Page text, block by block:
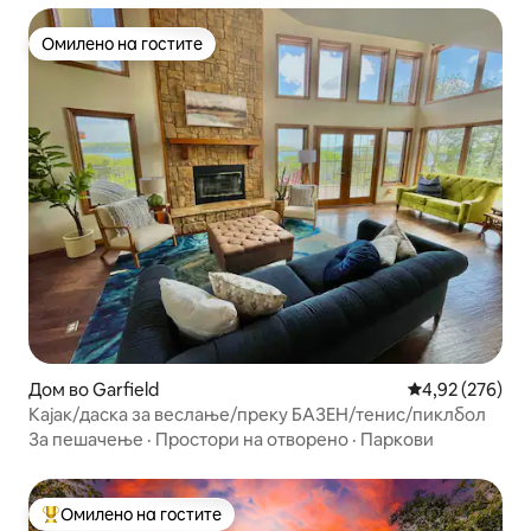
Омилено на гостите
Омилено на гостите
Дом во Garfield Просечна
4,92 (276)
Кајак/даска за веслање/преку БАЗЕН/тенис/пиклбол
За пешачење · Простори на отворено · Паркови
Меѓу најуспешните „Омилени на гостите“
Омилено на гостите